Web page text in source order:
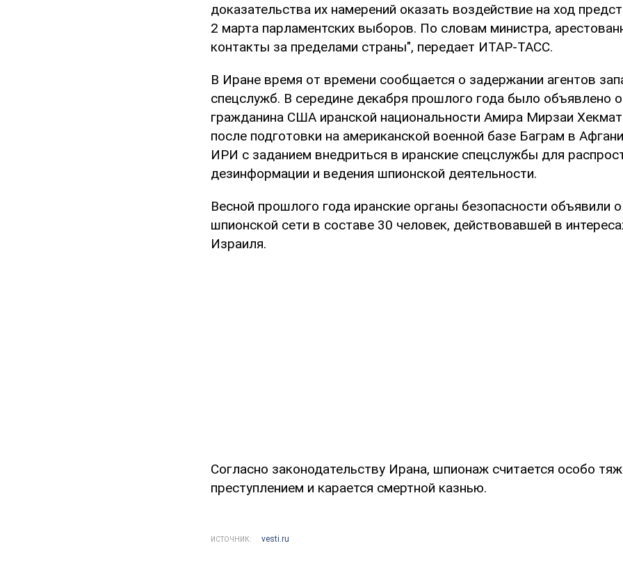
доказательства их намерений оказать воздействие на ход
2 марта парламентских выборов. По словам министра,
контакты за пределами страны", передает ИТАР-ТАСС.
В Иране время от времени сообщается о задержании агентов
спецслужб. В середине декабря прошлого года было объявлено
гражданина США иранской национальности Амира Мирзаи
после подготовки на американской военной базе Баграм в
ИРИ с заданием внедриться в иранские спецслужбы для
дезинформации и ведения шпионской деятельности.
Весной прошлого года иранские органы безопасности объявили
шпионской сети в составе 30 человек, действовавшей в
Израиля.
Согласно законодательству Ирана, шпионаж считается особо
преступлением и карается смертной казнью.
ИСТОЧНИК: vesti.ru